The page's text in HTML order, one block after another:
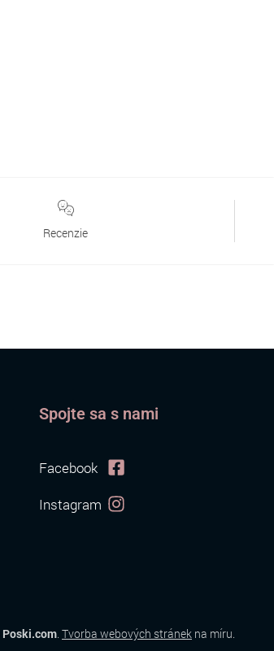
Recenzie
Spojte sa s nami
Facebook
Instagram
Poski.com. Tvorba webových stránek na míru.